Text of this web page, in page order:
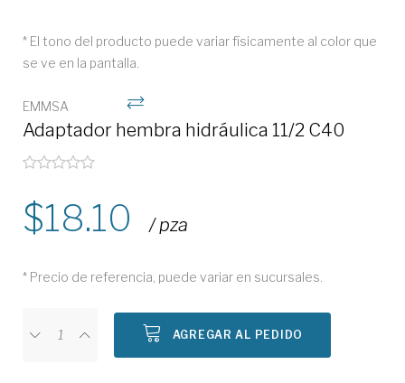
* El tono del producto puede variar físicamente al color que
se ve en la pantalla.
EMMSA
Adaptador hembra hidráulica 11/2 C40
18.10 / pza
* Precio de referencia, puede variar en sucursales.
AGREGAR AL PEDIDO